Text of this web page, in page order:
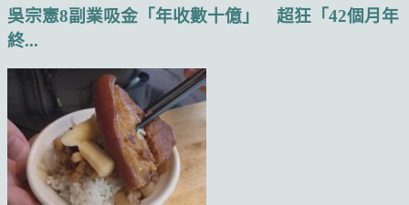
吳宗憲8副業吸金「年收數十億」 超狂「42個月年
終...